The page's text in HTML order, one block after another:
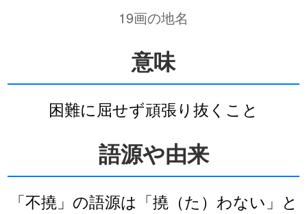
19画の地名
意味
困難に屈せず頑張り抜くこと
語源や由来
「不撓」の語源は「撓（た）わない」と